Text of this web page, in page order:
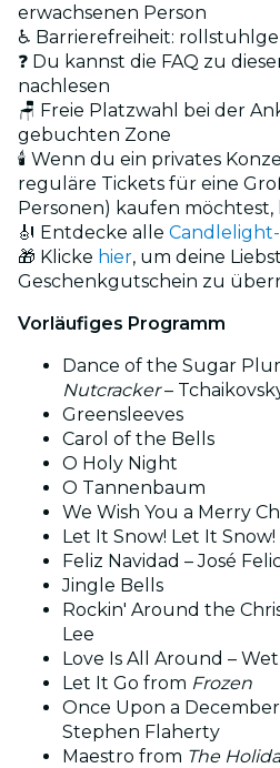
erwachsenen Person
♿ Barrierefreiheit:
❓ Du kannst die FAQ zu
nachlesen
🪑 Freie Platzwahl bei der
gebuchten Zone
🕯️ Wenn du ein privates
reguläre Tickets für eine
Personen) kaufen möchtest,
🎻 Entdecke alle
🎁 Klicke hier, um deine
Geschenkgutschein zu
Vorläufiges Programm
Dance of the Sugar
Nutcracker–
Greensleeves
Carol of the Bells
O Holy Night
O Tannenbaum
We Wish You a Merry
Let It Snow! Let It
Feliz Navidad – José
Jingle Bells
Rockin' Around the
Lee
Love Is All Around –
Let It Go from Frozen
Once Upon a
Stephen Flaherty
Maestro from The